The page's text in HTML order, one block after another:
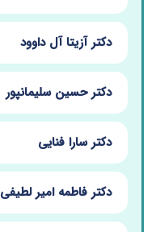
دکتر آزیتا آل داوود
دکتر حسین سلیمانپور
دکتر سارا فنایی
دکتر فاطمه امیر لطیفی